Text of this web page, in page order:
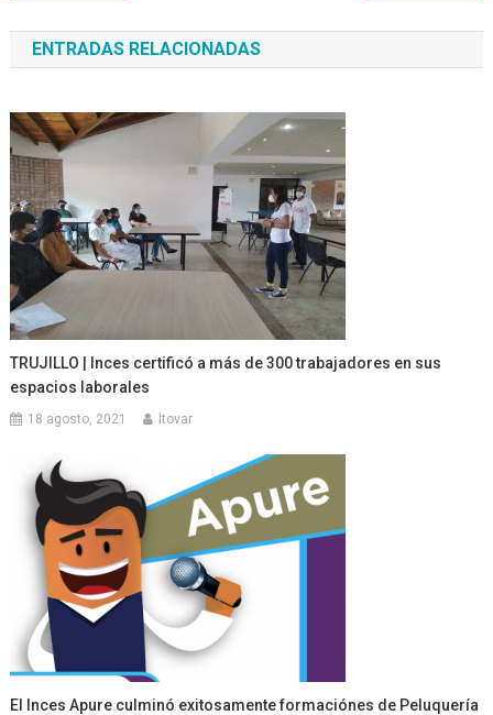
de
entradas
ENTRADAS RELACIONADAS
TRUJILLO | Inces certificó a más de 300 trabajadores en sus
espacios laborales
18 agosto, 2021 ltovar
El Inces Apure culminó exitosamente formaciónes de Peluquería